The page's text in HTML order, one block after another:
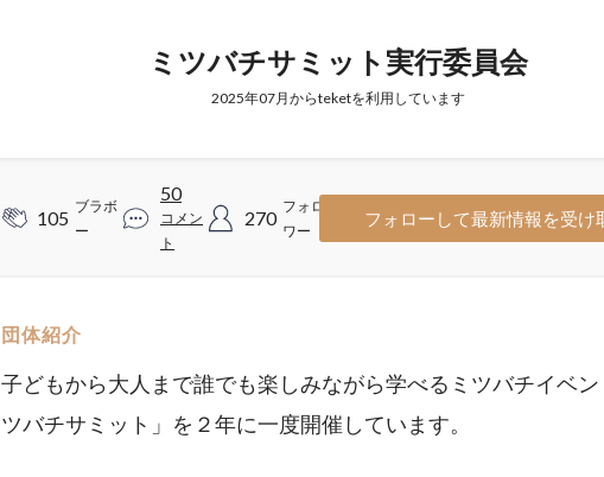
ミツバチサミット実行委員会
2025年07月からteketを利用しています
105
ブラボ
ー
50
コメン
ト
270
フォロ
ワー
フォローして最新情報を受け
団体紹介
子どもから大人まで誰でも楽しみながら学べるミツバチイベ
ツバチサミット」を２年に一度開催しています。